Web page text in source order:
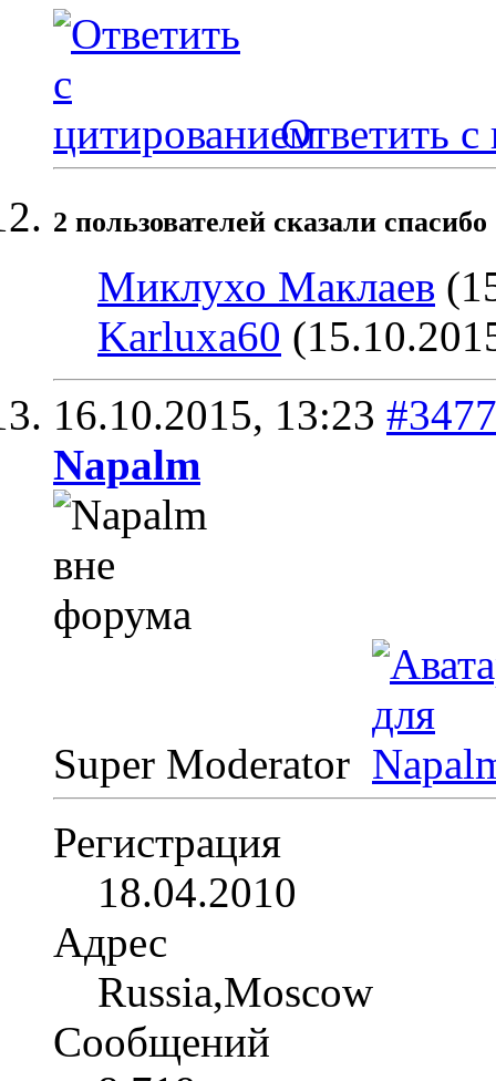
Ответить с
2 пользователей сказали
Миклухо Маклаев
Karluxa60
16.10.2015, 13:23 #3477
Napalm
Super Moderator
Регистрация
18.04.2010
Адрес
Russia,Moscow
Сообщений